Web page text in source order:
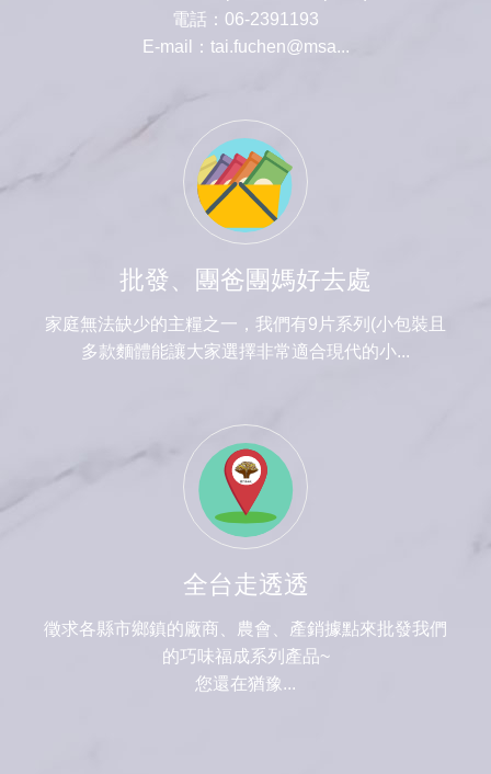
電話：06-2391193
E-mail：tai.fuchen@msa...
批發、團爸團媽好去處
家庭無法缺少的主糧之一，我們有9片系列(小包裝且
多款麵體能讓大家選擇非常適合現代的小...
全台走透透
徵求各縣市鄉鎮的廠商、農會、產銷據點來批發我們
的巧味福成系列產品~
您還在猶豫...